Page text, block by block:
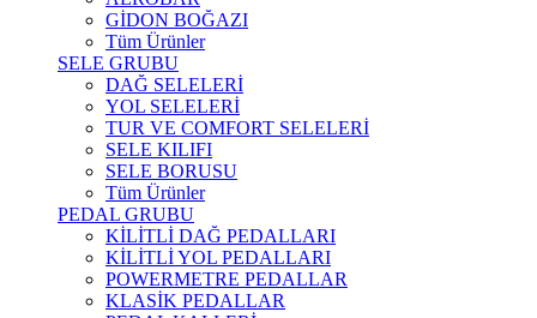
GİDON BOĞAZI
Tüm Ürünler
SELE GRUBU
DAĞ SELELERİ
YOL SELELERİ
TUR VE COMFORT SELELERİ
SELE KILIFI
SELE BORUSU
Tüm Ürünler
PEDAL GRUBU
KİLİTLİ DAĞ PEDALLARI
KİLİTLİ YOL PEDALLARI
POWERMETRE PEDALLAR
KLASİK PEDALLAR